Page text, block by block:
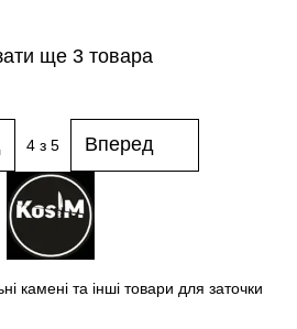
ще 3 товара
4з 5 Вперед
камені та інші товари для заточки